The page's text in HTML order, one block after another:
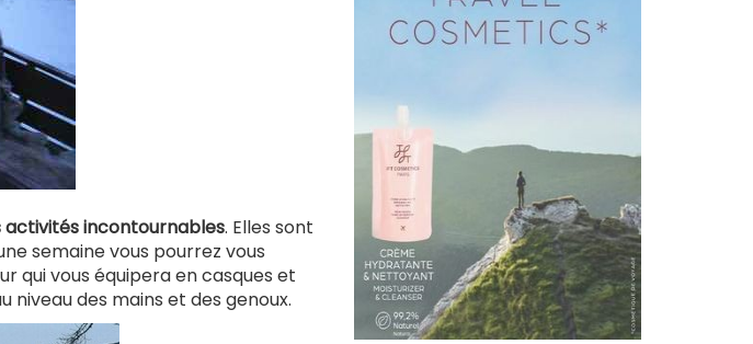
activités incontournables. Elles sont
semaine vous pourrez vous
qui vous équipera en casques et
des mains et des genoux.